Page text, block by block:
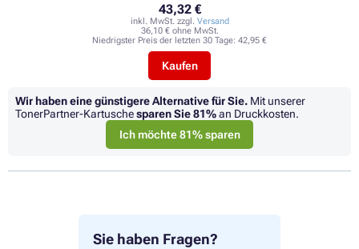
Sie haben Fragen?
43,32 €
inkl. MwSt. zzgl. Versand
36,10 € ohne MwSt.
Niedrigster Preis der letzten 30 Tage: 42,95 €
Kaufen
Wir haben eine günstigere Alternative für Sie. Mit unserer
TonerPartner-Kartuschesparen Sie81%an Druckkosten.
Ich möchte 81% sparen